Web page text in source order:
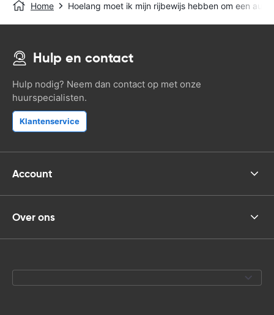
Home Hoelang moet ik mijn rijbewijs hebben om een auto
Hulp en contact
Hulp nodig? Neem dan contact op met onze
huurspecialisten.
Klantenservice
Account
Over ons